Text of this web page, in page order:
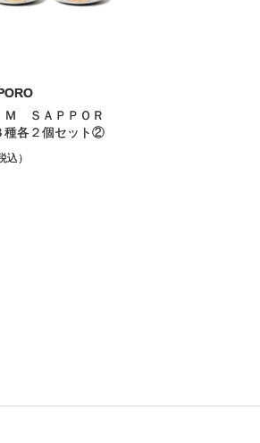
Ｍ ＳＡＰＰＯＲ
種各２個セット②
込）